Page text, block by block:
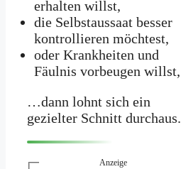
erhalten willst,
die Selbstaussaat besser
kontrollieren möchtest,
oder Krankheiten und
Fäulnis vorbeugen willst,
…dann lohnt sich ein
gezielter Schnitt durchaus.
Anzeige